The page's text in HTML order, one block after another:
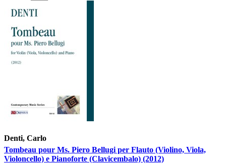
Denti, Carlo
Tombeau pour Ms. Piero Bellugi per Flauto (Violino, Viola,
Violoncello) e Pianoforte (Clavicembalo) (2012)